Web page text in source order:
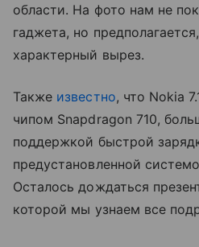
области. На фото нам не
гаджета, но
характерный вырез.
Также известно, что Nokia
чипом Snapdragon 710,
поддержкой быстрой
предустановленной
Осталось дождаться
которой мы узнаем все